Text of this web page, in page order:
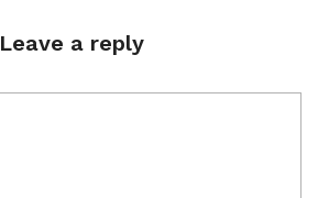
Leave a reply